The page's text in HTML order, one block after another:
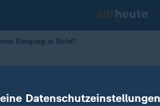
Einigung in Sicht"
keine Einigung in
Datenschutzeinstellungen